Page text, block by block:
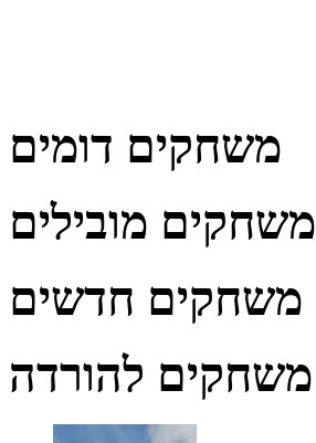
משחקים דומים
משחקים מובילים
משחקים חדשים
משחקים להורדה